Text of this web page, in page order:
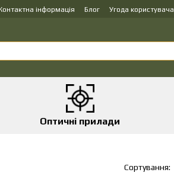
інформація Блог Угода користувача
Оптичні прилади
Сортування: